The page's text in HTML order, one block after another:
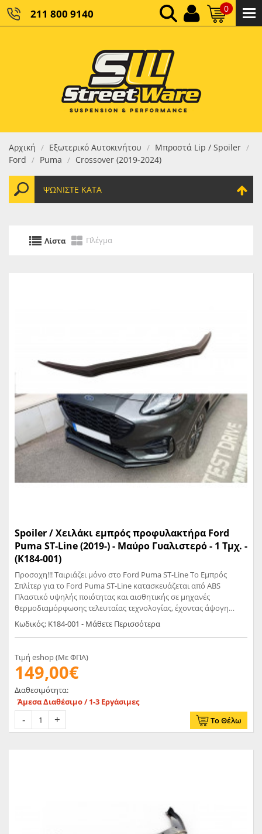
211 800 9140 0
ΚΑΘΑΡΌ ΣΎΝΟΛΟ:
ΤΕΛΙΚΌ ΣΎΝΟΛΟ:0,00 €
Αρχική / Εξωτερικό Αυτοκινήτου / Μπροστά Lip / Spoiler /
Ford / Puma / Crossover (2019-2024)
ΨΩΝΊΣΤΕ ΚΑΤΆ
Λίστα Πλέγμα
Spoiler / Χειλάκι εμπρός προφυλακτήρα Ford
Puma ST-Line (2019-) - Μαύρο Γυαλιστερό - 1 Τμχ. -
(K184-001)
Προσοχη!!! Ταιριάζει μόνο στο Ford Puma ST-Line Το Εμπρός
Σπλίτερ για το Ford Puma ST-Line κατασκευάζεται από ABS
Πλαστικό υψηλής ποιότητας και αισθητικής σε μηχανές
θερμοδιαμόρφωσης τελευταίας τεχνολογίας, έχοντας άψογη
εφαρμογή και εύκολη τοποθέτηση. Το υλικό πλαστικού που
χρησιμοποιείται για την δημιουργία προϊόντων έρχεται σε
Μαύρο Γυαλιστερό χρώμα και με αντιχαρακτική επιφάνεια.
Συνοδεύεται από προστατευτική μεμβράνη όπου αφαιρείται πριν
την τοποθέτηση.
Κωδικός: K184-001 - Μάθετε Περισσότερα
Τιμή eshop (Με ΦΠΑ)
149,00€
Διαθεσιμότητα:
Άμεσα Διαθέσιμο / 1-3 Εργάσιμες
Το Θέλω